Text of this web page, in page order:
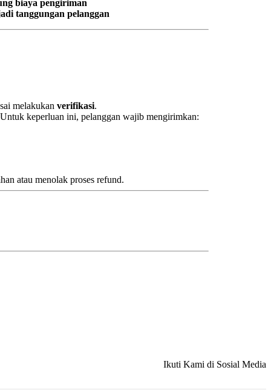
biaya pengiriman
tanggungan pelanggan
melakukan verifikasi.
Untuk keperluan ini, pelanggan wajib mengirimkan:
atau menolak proses refund.
Ikuti Kami di Sosial Media